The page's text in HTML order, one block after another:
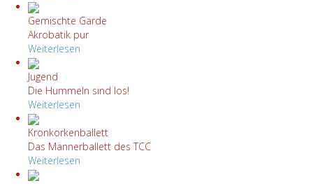
Gemischte Garde
Akrobatik pur
Weiterlesen
Jugend
Die Hummeln sind los!
Weiterlesen
Kronkorkenballett
Das Männerballett des TCC
Weiterlesen